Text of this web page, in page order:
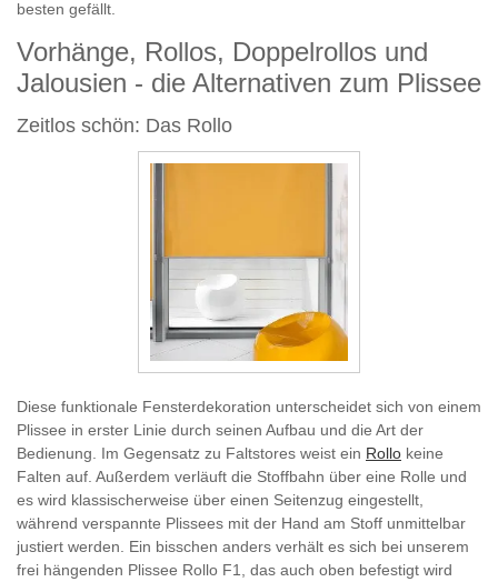
besten gefällt.
Vorhänge, Rollos, Doppelrollos und
Jalousien - die Alternativen zum Plissee
Zeitlos schön: Das Rollo
Diese funktionale Fensterdekoration unterscheidet sich von einem
Plissee in erster Linie durch seinen Aufbau und die Art der
Bedienung. Im Gegensatz zu Faltstores weist ein Rollo keine
Falten auf. Außerdem verläuft die Stoffbahn über eine Rolle und
es wird klassischerweise über einen Seitenzug eingestellt,
während verspannte Plissees mit der Hand am Stoff unmittelbar
justiert werden. Ein bisschen anders verhält es sich bei unserem
frei hängenden Plissee Rollo F1, das auch oben befestigt wird